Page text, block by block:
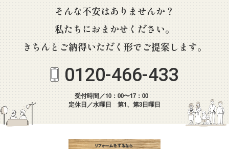
そんな不安はありませんか？
私たちにおまかせください。
きちんとご納得いただく形でご提案します。
0120-466-433
受付時間／10：00〜17：00
定休日／水曜日 第1、第3日曜日